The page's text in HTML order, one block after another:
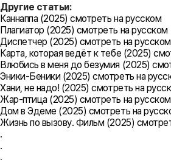
Другие статьи:
Каннаппа (2025) смотреть на русском
Плагиатор (2025) смотреть на русском
Диспетчер (2025) смотреть на русском
Карта, которая ведёт к тебе (2025)
Влюбись в меня до безумия (2025)
Эники-Беники (2025) смотреть на
Хани, не надо! (2025) смотреть на
Жар-птица (2025) смотреть на русском
Дом в Эдеме (2025) смотреть на
Жизнь по вызову. Фильм (2025)
.
.
.